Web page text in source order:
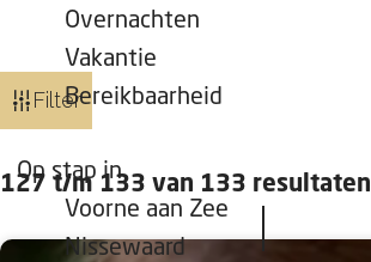
Overnachten
Vakantie
Bereikbaarheid
Op stap in
Voorne aan Zee
Nissewaard
W
a
z
o
Filter
127 t/m 133 van 133 resultaten